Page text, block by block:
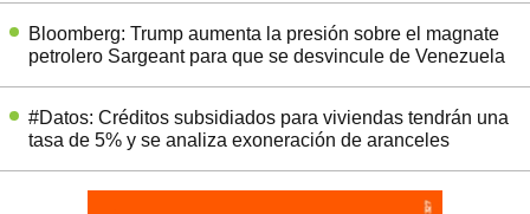
Bloomberg: Trump aumenta la presión sobre el magnate
petrolero Sargeant para que se desvincule de Venezuela
#Datos: Créditos subsidiados para viviendas tendrán una
tasa de 5% y se analiza exoneración de aranceles